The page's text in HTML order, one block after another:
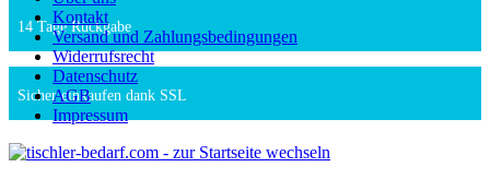
14 Tage Rückgabe
Sicher einkaufen dank SSL
Kontakt
Versand und Zahlungsbedingungen
Widerrufsrecht
Datenschutz
AGB
Impressum